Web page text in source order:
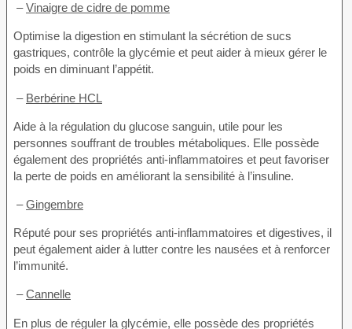
–Vinaigre de cidre de pomme
Optimise la digestion en stimulant la sécrétion de sucs
gastriques, contrôle la glycémie et peut aider à mieux gérer le
poids en diminuant l’appétit.
– Berbérine HCL
Aide à la régulation du glucose sanguin, utile pour les
personnes souffrant de troubles métaboliques. Elle possède
également des propriétés anti-inflammatoires et peut favoriser
la perte de poids en améliorant la sensibilité à l’insuline.
–Gingembre
Réputé pour ses propriétés anti-inflammatoires et digestives, il
peut également aider à lutter contre les nausées et à renforcer
l’immunité.
–Cannelle
En plus de réguler la glycémie, elle possède des propriétés